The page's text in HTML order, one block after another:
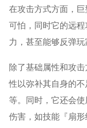
在攻击方式方面，
可怕，同时它的远
力，甚至能够反弹玩
除了基础属性和攻
性以弥补其自身的
等。同时，它还会
伤害，如技能『扇形